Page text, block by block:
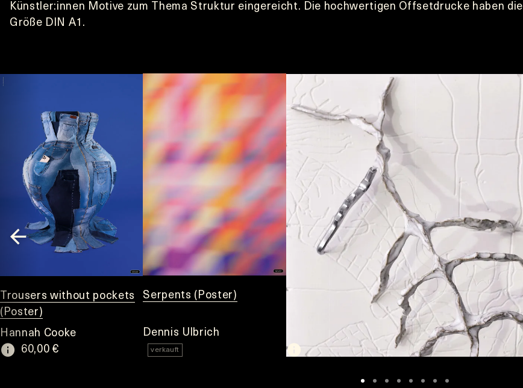
Künstler:innen Motive zum Thema Struktur eingereicht. Die hochwertigen Offsetdrucke haben die
Größe DIN A1.
Trousers without pockets
(Poster)
Hannah Cooke
60,00 €
Serpents (Poster)
Dennis Ulbrich
verkauft
agency accessories (Poster)
Alex Besta
60,00 €